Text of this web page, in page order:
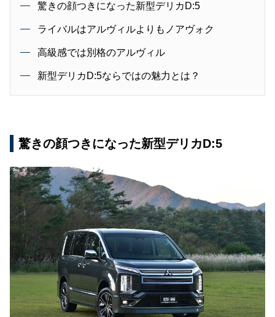
驚きの顔つきになった新型デリカD:5
ライバルはアルヴィルよりもノアヴォク
高級感では別格のアルヴィル
新型デリカD:5ならではの魅力とは？
驚きの顔つきになった新型デリカD:5